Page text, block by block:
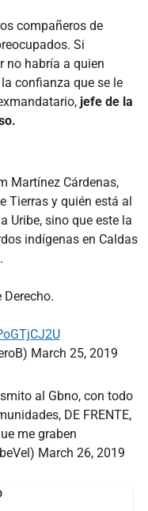
compañeros de
Si
no habría a quien
confianza que se le
jefe de la
Martínez Cárdenas,
Tierras y quién está al
Uribe, sino que este la
indígenas en Caldas
Derecho.
March 25, 2019
al Gbno, con todo
DE FRENTE,
me graben
March 26, 2019